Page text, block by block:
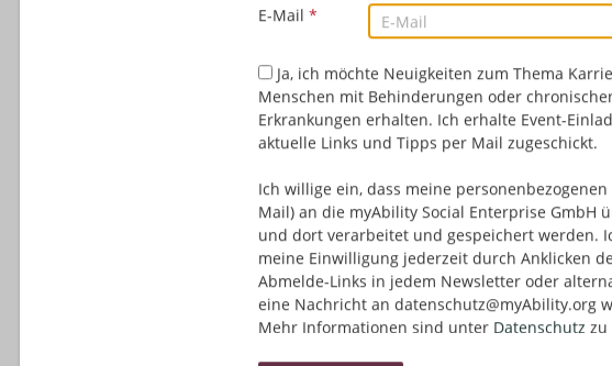
E-Mail *
Ja, ich möchte Neuigkeiten zum Thema
Menschen mit Behinderungen oder
Erkrankungen erhalten. Ich erhalte Event-
aktuelle Links und Tipps per Mail zugeschickt.
Ich willige ein, dass meine personenbezogenen
Mail) an die myAbility Social Enterprise GmbH
und dort verarbeitet und gespeichert werden.
meine Einwilligung jederzeit durch Anklicken
Abmelde-Links in jedem Newsletter oder
eine Nachricht an datenschutz@myAbility.org
Mehr Informationen sind unter Datenschutz zu
Medizin/Gesundheitswesen/Pharma | Soziales/
Anwenderkenntnisse
Top-Job Physiotherapeut (m/w/d)
07.08.2026,Sana Kliniken AG
Baden-Württemberg, Deutschland, Bayern,
Bremen, Deutschland, Hamburg, Deutschland,
Vorpommern, Deutschland, Niedersachsen,
Deutschland, Rheinland-Pfalz, Deutschland,
Deutschland, Sachsen-Anhalt, Deutschland,
Thüringen, Deutschland
Medizin/Gesundheitswesen/Pharma | PC-